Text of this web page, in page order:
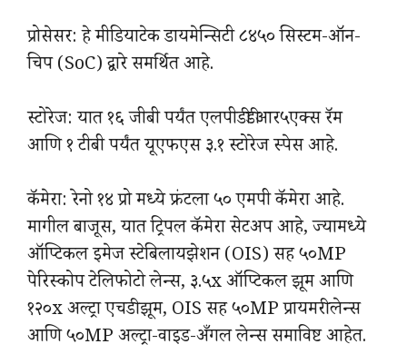
प्रोसेसर: हे मीडियाटेक डायमेन्सिटी ८४५० सिस्टम-ऑन-
चिप (SoC) द्वारे समर्थित आहे.
स्टोरेज: यात १६ जीबी पर्यंत एलपीडीडीआर५एक्स रॅम
आणि १ टीबी पर्यंत यूएफएस ३.१ स्टोरेज स्पेस आहे.
कॅमेरा: रेनो १४ प्रो मध्ये फ्रंटला ५० एमपी कॅमेरा आहे.
मागील बाजूस, यात ट्रिपल कॅमेरा सेटअप आहे, ज्यामध्ये
ऑप्टिकल इमेज स्टेबिलायझेशन (OIS) सह ५०MP
पेरिस्कोप टेलिफोटो लेन्स, ३.५x ऑप्टिकल झूम आणि
१२०x अल्ट्रा एचडी झूम, OIS सह ५०MP प्रायमरी लेन्स
आणि ५०MP अल्ट्रा-वाइड-अँगल लेन्स समाविष्ट आहेत.